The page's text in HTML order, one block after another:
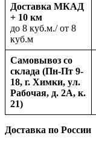
Доставка МКАД
+ 10 км
до 8 куб.м./ от 8
куб.м
Самовывоз со
склада (Пн-Пт 9-
18, г. Химки, ул.
Рабочая, д. 2А, к.
21)
Доставка по России